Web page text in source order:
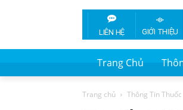
LIÊN HỆ GIỚI THIỆU
Trang Chủ
Trang chủ Thông Tin Thuốc